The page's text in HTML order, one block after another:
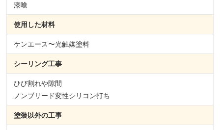
漆喰
使用した材料
ケンエース〜光触媒塗料
シーリング工事
ひび割れや隙間
ノンブリード変性シリコン打ち
塗装以外の工事